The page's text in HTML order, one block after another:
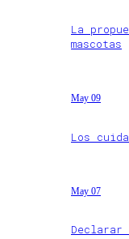
La
mascotas
May 09
Los
May 07
Declarar